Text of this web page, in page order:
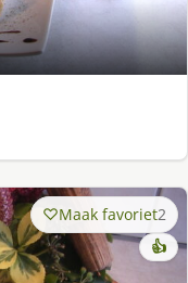
Maak favoriet2
👍